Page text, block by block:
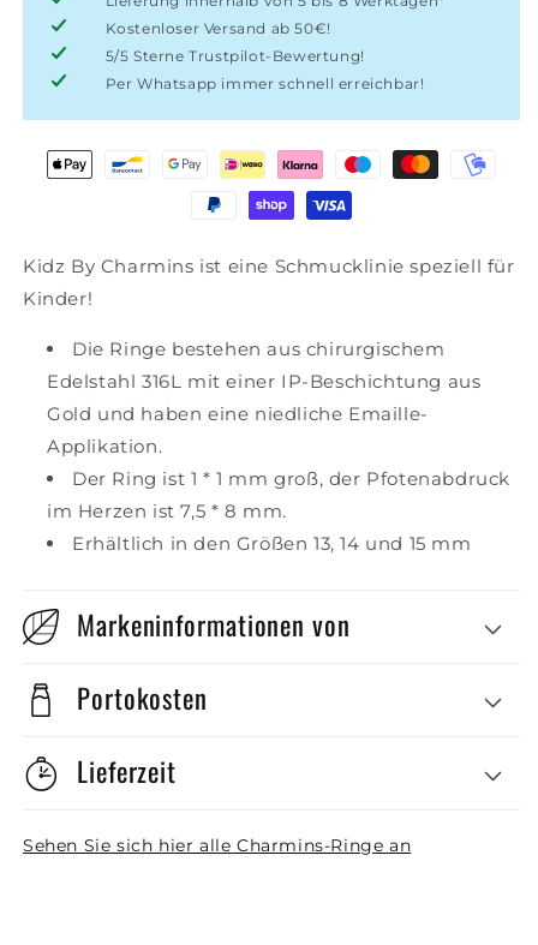
Kostenloser Versand ab 50€!
5/5 Sterne Trustpilot-Bewertung!
Per Whatsapp immer schnell erreichbar!
Kidz By Charmins ist eine Schmucklinie speziell für
Kinder!
Die Ringe bestehen aus chirurgischem
Edelstahl 316L mit einer IP-Beschichtung aus
Gold und haben eine niedliche Emaille-
Applikation.
Der Ring ist 1 * 1 mm groß, der Pfotenabdruck
im Herzen ist 7,5 * 8 mm.
Erhältlich in den Größen 13, 14 und 15 mm
Markeninformationen von
Portokosten
Lieferzeit
Sehen Sie sich hier alle Charmins-Ringe an